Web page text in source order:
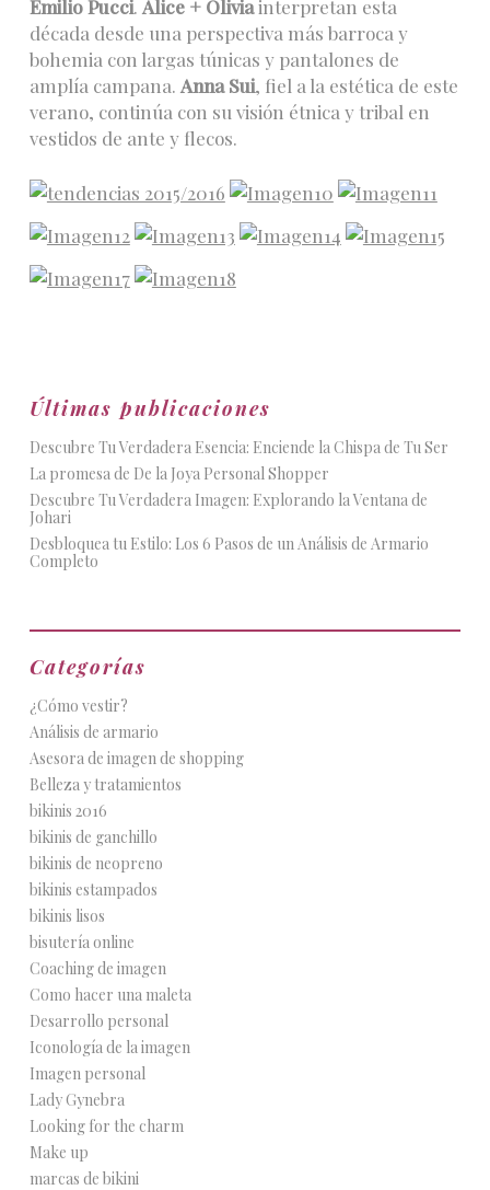
Emilio Pucci. Alice + Oliviainterpretan esta
década desde una perspectiva más barroca y
bohemia con largas túnicas y pantalones de
amplía campana. Anna Sui, fiel a la estética de este
verano, continúa con su visión étnica y tribal en
vestidos de ante y flecos.
Últimas publicaciones
Descubre Tu Verdadera Esencia: Enciende la Chispa de Tu Ser
La promesa de De la Joya Personal Shopper
Descubre Tu Verdadera Imagen: Explorando la Ventana de
Johari
Desbloquea tu Estilo: Los 6 Pasos de un Análisis de Armario
Completo
Categorías
¿Cómo vestir?
Análisis de armario
Asesora de imagen de shopping
Belleza y tratamientos
bikinis 2016
bikinis de ganchillo
bikinis de neopreno
bikinis estampados
bikinis lisos
bisutería online
Coaching de imagen
Como hacer una maleta
Desarrollo personal
Iconología de la imagen
Imagen personal
Lady Gynebra
Looking for the charm
Make up
marcas de bikini